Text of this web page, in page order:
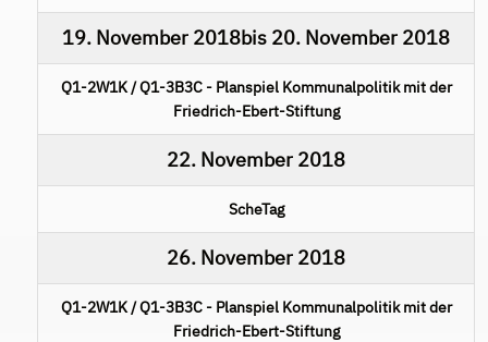
19. November 2018bis 20. November 2018
Q1-2W1K / Q1-3B3C - Planspiel Kommunalpolitik mit der
Friedrich-Ebert-Stiftung
22. November 2018
ScheTag
26. November 2018
Q1-2W1K / Q1-3B3C - Planspiel Kommunalpolitik mit der
Friedrich-Ebert-Stiftung